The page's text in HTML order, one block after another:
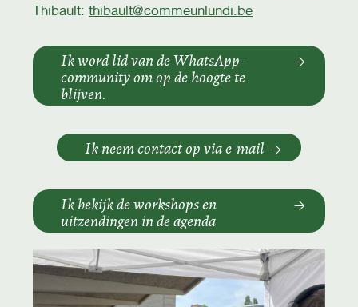
Thibault:thibault@commeunlundi.be
Ik word lid van de WhatsApp-
community om op de hoogte te
blijven.
Ik neem contact op via e-mail
Ik bekijk de workshops en
uitzendingen in de agenda